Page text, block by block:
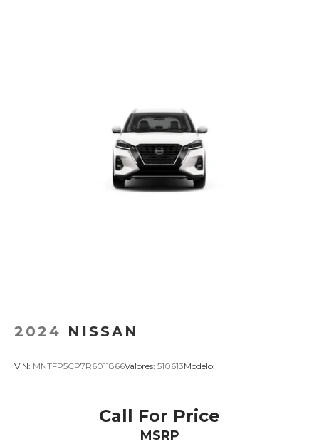
2024 NISSAN
VIN: MNTFP5CP7R6011866Valores: 510613Modelo:
Call For Price
MSRP